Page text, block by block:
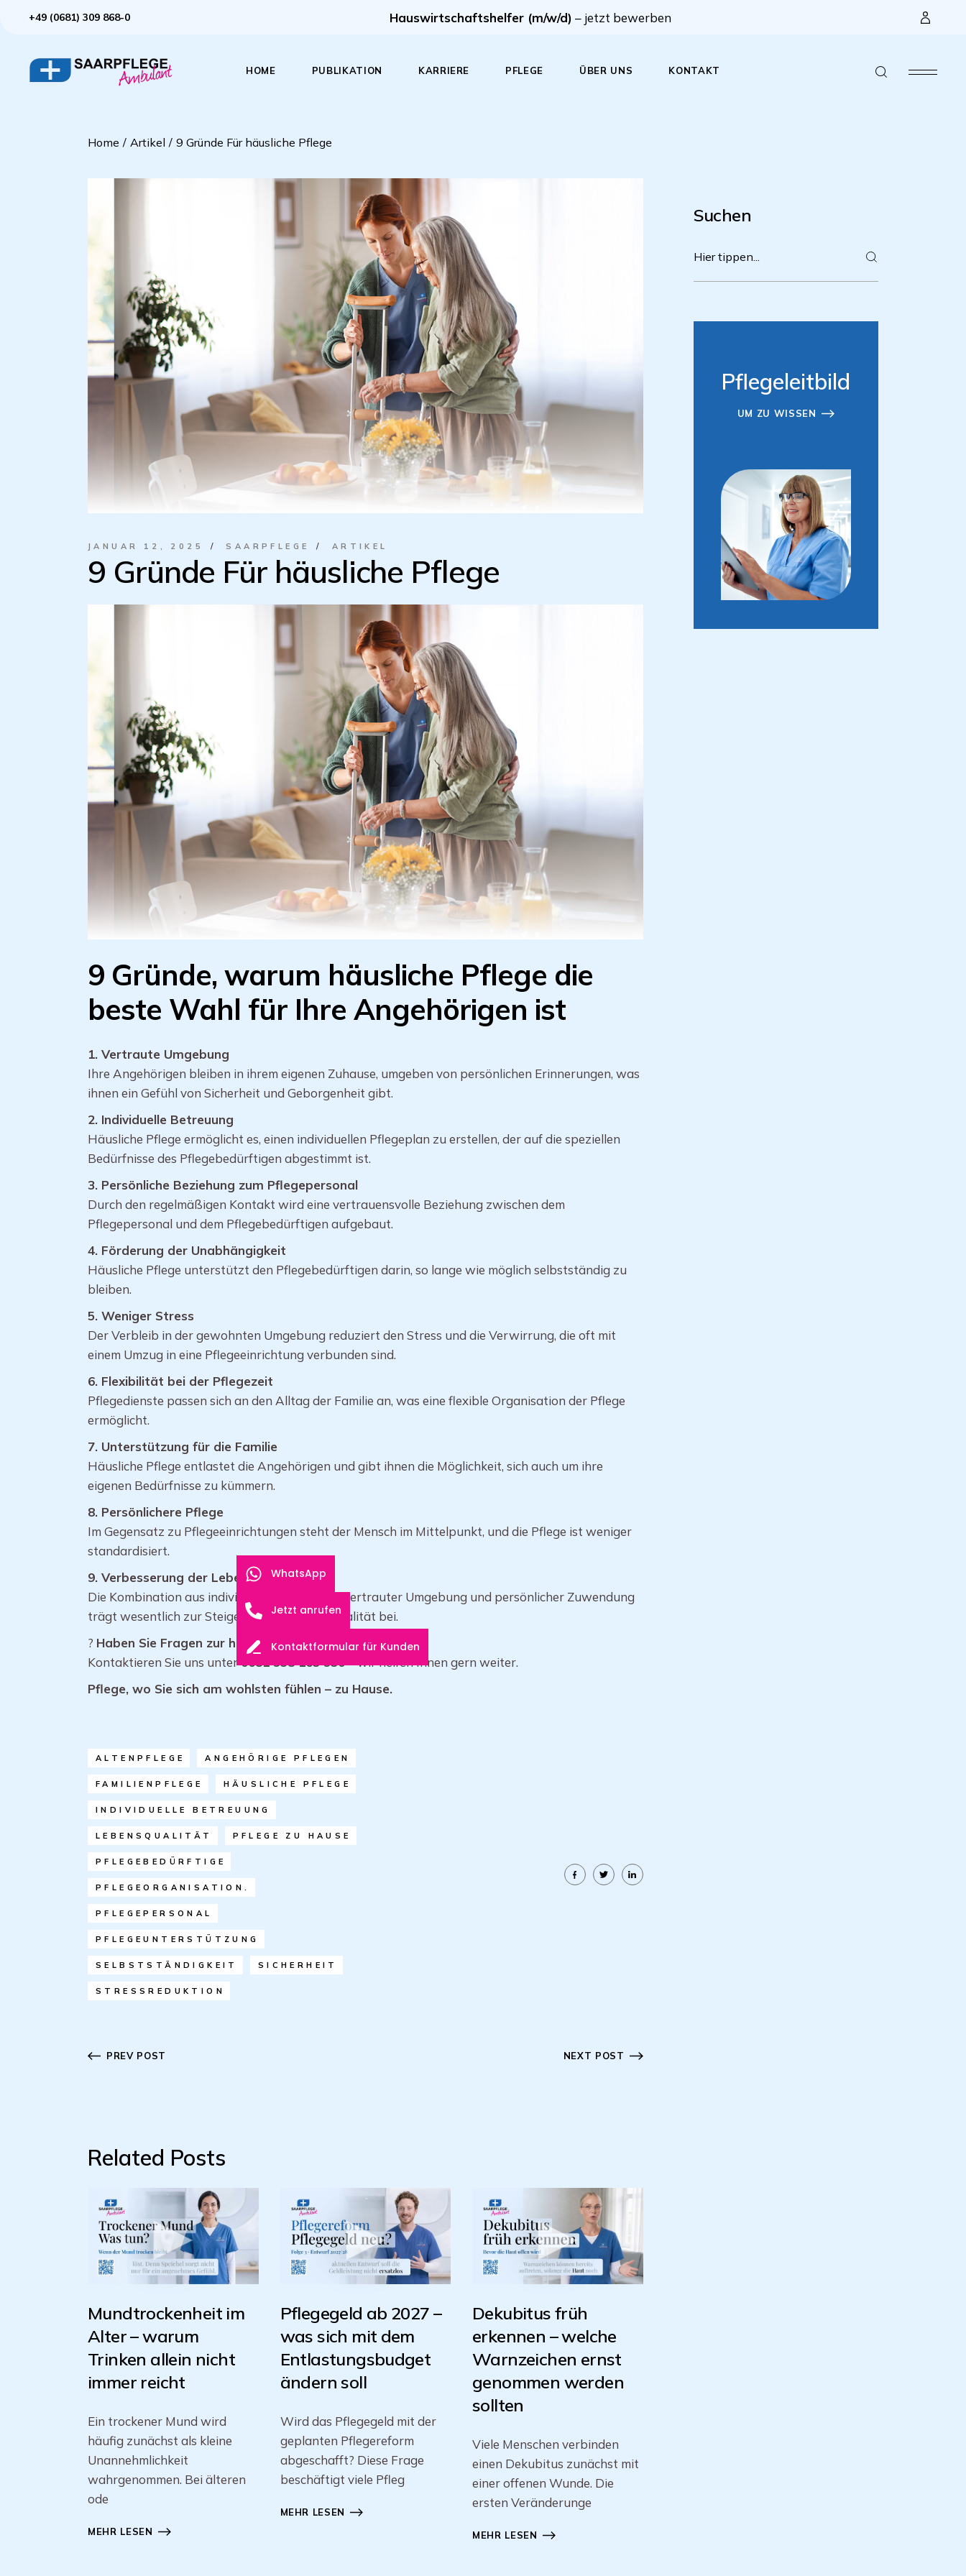
+49 (0681) 309 868-0 Hauswirtschaftshelfer (m/w/d) – jetzt bewerben
HOME PUBLIKATION KARRIERE PFLEGE
Hilfe im Haushalt bei
ÜBER UNS
Pflegeleitbild
KONTAKT
Home Artikel 9 Gründe Für häusliche Pflege
JANUAR 12, 2025 SAARPFLEGE ARTIKEL
9 Gründe Für häusliche Pflege
9 Gründe, warum häusliche Pflege die
beste Wahl für Ihre Angehörigen ist
1. Vertraute Umgebung
Ihre Angehörigen bleiben in ihrem eigenen Zuhause, umgeben von persönlichen Erinnerungen, was
ihnen ein Gefühl von Sicherheit und Geborgenheit gibt.
2. Individuelle Betreuung
Häusliche Pflege ermöglicht es, einen individuellen Pflegeplan zu erstellen, der auf die speziellen
Bedürfnisse des Pflegebedürftigen abgestimmt ist.
3. Persönliche Beziehung zum Pflegepersonal
Durch den regelmäßigen Kontakt wird eine vertrauensvolle Beziehung zwischen dem
Pflegepersonal und dem Pflegebedürftigen aufgebaut.
4. Förderung der Unabhängigkeit
Häusliche Pflege unterstützt den Pflegebedürftigen darin, so lange wie möglich selbstständig zu
bleiben.
5. Weniger Stress
Der Verbleib in der gewohnten Umgebung reduziert den Stress und die Verwirrung, die oft mit
einem Umzug in eine Pflegeeinrichtung verbunden sind.
6. Flexibilität bei der Pflegezeit
Pflegedienste passen sich an den Alltag der Familie an, was eine flexible Organisation der Pflege
ermöglicht.
7. Unterstützung für die Familie
Häusliche Pflege entlastet die Angehörigen und gibt ihnen die Möglichkeit, sich auch um ihre
eigenen Bedürfnisse zu kümmern.
8. Persönlichere Pflege
Im Gegensatz zu Pflegeeinrichtungen steht der Mensch im Mittelpunkt, und die Pflege ist weniger
standardisiert.
9. Verbesserung der Lebensqualität
Die Kombination aus individueller Betreuung, vertrauter Umgebung und persönlicher Zuwendung
trägt wesentlich zur Steigerung der Lebensqualität bei.
? Haben Sie Fragen zur häuslichen Pflege?
Kontaktieren Sie uns unter0681 958 163 930– wir helfen Ihnen gern weiter.
Pflege, wo Sie sich am wohlsten fühlen – zu Hause.
ALTENPFLEGE ANGEHÖRIGE PFLEGEN
FAMILIENPFLEGE HÄUSLICHE PFLEGE
INDIVIDUELLE BETREUUNG
LEBENSQUALITÄT PFLEGE ZU HAUSE
PFLEGEBEDÜRFTIGE
PFLEGEORGANISATION.
PFLEGEPERSONAL
PFLEGEUNTERSTÜTZUNG
SELBSTSTÄNDIGKEIT SICHERHEIT
STRESSREDUKTION
PREV POST NEXT POST
Related Posts
Mundtrockenheit im
Alter – warum
Trinken allein nicht
immer reicht
Ein trockener Mund wird
häufig zunächst als kleine
Unannehmlichkeit
wahrgenommen. Bei älteren
ode
MEHR LESEN
Pflegegeld ab 2027 –
was sich mit dem
Entlastungsbudget
ändern soll
Wird das Pflegegeld mit der
geplanten Pflegereform
abgeschafft? Diese Frage
beschäftigt viele Pfleg
MEHR LESEN
Dekubitus früh
erkennen – welche
Warnzeichen ernst
genommen werden
sollten
Viele Menschen verbinden
einen Dekubitus zunächst mit
einer offenen Wunde. Die
ersten Veränderunge
MEHR LESEN
Suchen
Pflegeleitbild
UM ZU WISSEN
WhatsApp
Jetzt anrufen
Kontaktformular für Kunden